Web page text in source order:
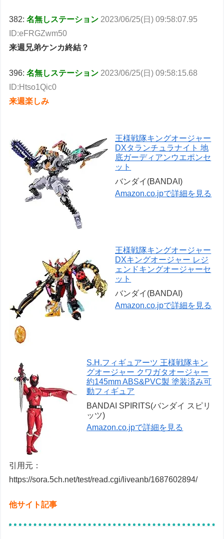
382:名無しステーション 2023/06/25(日) 09:58:07.95
ID:eFRGZwm50
来週兄弟ケンカ終結？
396:名無しステーション 2023/06/25(日) 09:58:15.68
ID:Htso1Qic0
来週楽しみ
王様戦隊キングオージャー
DXタランチュラナイト 地
底ガーディアンウエポンセ
ット
バンダイ(BANDAI)
Amazon.co.jpで詳細を見る
王様戦隊キングオージャー
DXキングオージャー レジ
ェンドキングオージャーセ
ット
バンダイ(BANDAI)
Amazon.co.jpで詳細を見る
S.H.フィギュアーツ 王様戦隊キン
グオージャー クワガタオージャー
約145mm ABS&PVC製 塗装済み可
動フィギュア
BANDAI SPIRITS(バンダイ スピリ
ッツ)
Amazon.co.jpで詳細を見る
引用元：
https://sora.5ch.net/test/read.cgi/liveanb/1687602894/
他サイト記事